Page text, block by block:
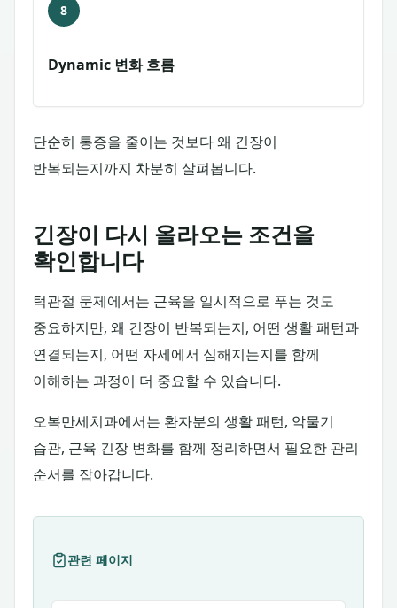
8
Dynamic 변화 흐름
단순히 통증을 줄이는 것보다 왜 긴장이
반복되는지까지 차분히 살펴봅니다.
긴장이 다시 올라오는 조건을
확인합니다
턱관절 문제에서는 근육을 일시적으로 푸는 것도
중요하지만, 왜 긴장이 반복되는지, 어떤 생활 패턴과
연결되는지, 어떤 자세에서 심해지는지를 함께
이해하는 과정이 더 중요할 수 있습니다.
오복만세치과에서는 환자분의 생활 패턴, 악물기
습관, 근육 긴장 변화를 함께 정리하면서 필요한 관리
순서를 잡아갑니다.
관련 페이지